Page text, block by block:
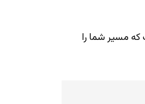
که مسیر شما را